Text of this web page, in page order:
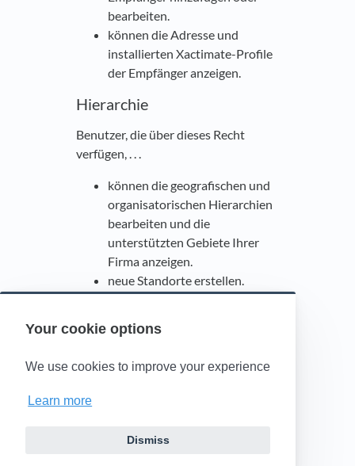
Your cookie options
We use cookies to improve your experience
Learn more
Dismiss
bearbeiten.
können die Adresse und
installierten Xactimate-Profile
der Empfänger anzeigen.
Hierarchie
Benutzer, die über dieses Recht
verfügen, . . .
können die geografischen und
organisatorischen Hierarchien
bearbeiten und die
unterstützten Gebiete Ihrer
Firma anzeigen.
neue Standorte erstellen.
können vorhandene Standorte
können Postleitzahlen auf der
verwalten.
Preislistenverwaltung
Benutzer, die über dieses Recht